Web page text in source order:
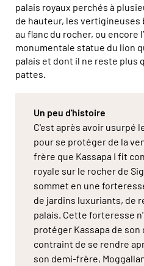
palais royaux perchés à
de hauteur, les vertigineuses
au flanc du rocher, ou encore
monumentale statue du lion
palais et dont il ne reste plus
pattes.
Un peu d'histoire
C'est après avoir usurpé
pour se protéger de la
frère que Kassapa I fit
royale sur le rocher de
sommet en une
de jardins luxuriants, de
palais. Cette forteresse
protéger Kassapa de
contraint de se rendre
son demi-frère,